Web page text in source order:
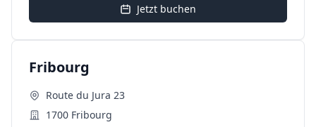
Jetzt buchen
Fribourg
Route du Jura 23
1700 Fribourg